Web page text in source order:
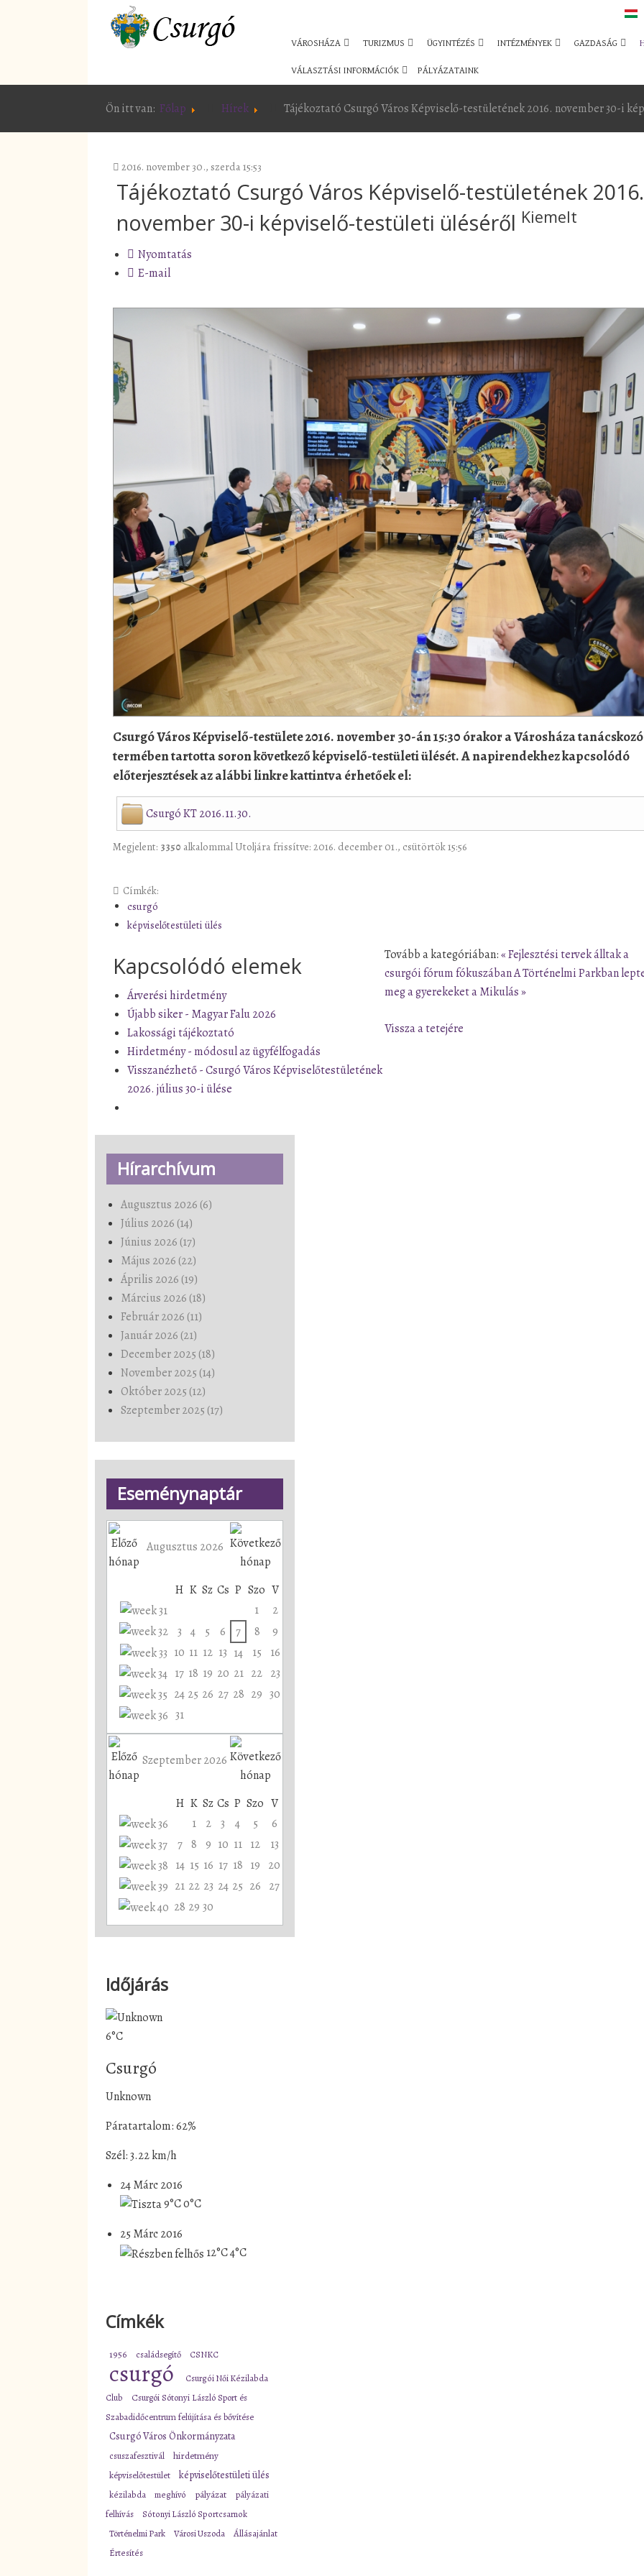
VÁROSHÁZA TURIZMUS ÜGYINTÉZÉS INTÉZMÉNYEK GAZDASÁG
VÁLASZTÁSI INFORMÁCIÓK PÁLYÁZATAINK
Ön itt van: Főlap Hírek Tájékoztató Csurgó Város Képviselő-testületének 2016. november 30-i
2016. november 30., szerda 15:53
Tájékoztató Csurgó Város Képviselő-testületének 2016.
november 30-i képviselő-testületi üléséről Kiemelt
Nyomtatás
E-mail
Csurgó Város Képviselő-testülete 2016. november 30-án 15:30 órakor a Városháza tanácskozó
termében tartotta soron következő képviselő-testületi ülését. A napirendekhez kapcsolódó
előterjesztések az alábbi linkre kattintva érhetőek el:
Csurgó KT 2016.11.30.
Megjelent: 3350 alkalommal Utoljára frissítve: 2016. december 01., csütörtök 15:56
Címkék:
csurgó
képviselőtestületi ülés
Kapcsolódó elemek
Árverési hirdetmény
Újabb siker - Magyar Falu 2026
Lakossági tájékoztató
Hirdetmény - módosul az ügyfélfogadás
Visszanézhető - Csurgó Város Képviselőtestületének
2026. július 30-i ülése
Tovább a kategóriában:« Fejlesztési tervek álltak a
csurgói fórum fókuszábanA Történelmi Parkban
meg a gyerekeket a Mikulás »
Vissza a tetejére
Hírarchívum
Augusztus 2026 (6)
Július 2026 (14)
Június 2026 (17)
Május 2026 (22)
Április 2026 (19)
Március 2026 (18)
Február 2026 (11)
Január 2026 (21)
December 2025 (18)
November 2025 (14)
Október 2025 (12)
Szeptember 2025 (17)
Eseménynaptár
Augusztus 2026
H K Sz Cs P Szo V
1
2
3 4 5 6 7 8
9
10 11 12 13 14 15
16
17 18 19 20 21 22 23
24 25 26 27 28 29 30
31
Szeptember 2026
H K Sz Cs P Szo V
1
2 3 4 5
6
7 8 9 10 11 12
13
14 15 16 17 18 19 20
21 22 23 24 25 26 27
28 29 30
Időjárás
6°C
Csurgó
Unknown
Páratartalom: 62%
Szél: 3.22 km/h
24 Márc 2016
9°C0°C
25 Márc 2016
12°C4°C
Címkék
1956 családsegítő CSNKC
csurgó
Csurgói Női Kézilabda
Club
Csurgói Sótonyi László Sport és
Szabadidőcentrum felújítása és bővítése
Csurgó Város Önkormányzata
csuszafesztivál hirdetmény
képviselőtestület képviselőtestületi ülés
kézilabda meghívó pályázat
pályázati
felhívás
Sótonyi László Sportcsarnok
Történelmi Park
Városi Uszoda
Állásajánlat
Értesítés